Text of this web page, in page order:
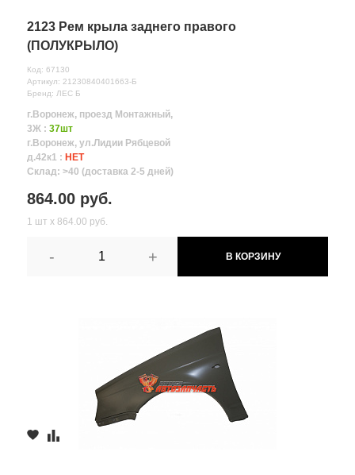
2123 Рем крыла заднего правого
(ПОЛУКРЫЛО)
Код: 67130
Артикул: 21230840401663-Б
Бренд: ЛЕС Б
г.Воронеж, проезд Монтажный,
3Ж : 37шт
г.Воронеж, ул.Лидии Рябцевой
д.42к1 : НЕТ
Склад: >40 (доставка 2-5 дней)
864.00 руб.
1 шт х 864.00 руб.
- + В КОРЗИНУ